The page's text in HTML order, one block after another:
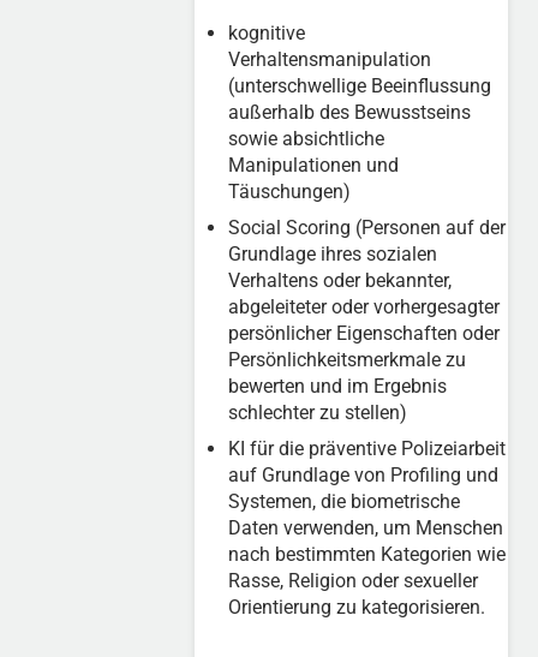
kognitive
Verhaltensmanipulation
(unterschwellige Beeinflussung
außerhalb des Bewusstseins
sowie absichtliche
Manipulationen und
Täuschungen)
Social Scoring (Personen auf der
Grundlage ihres sozialen
Verhaltens oder bekannter,
abgeleiteter oder vorhergesagter
persönlicher Eigenschaften oder
Persönlichkeitsmerkmale zu
bewerten und im Ergebnis
schlechter zu stellen)
KI für die präventive Polizeiarbeit
auf Grundlage von Profiling und
Systemen, die biometrische
Daten verwenden, um Menschen
nach bestimmten Kategorien wie
Rasse, Religion oder sexueller
Orientierung zu kategorisieren.